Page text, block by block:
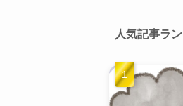
人気記事ラ